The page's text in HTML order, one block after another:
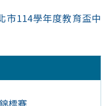
市114學年度教育盃中